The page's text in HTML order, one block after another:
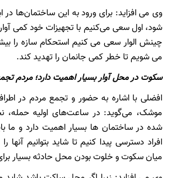
وی می افزاید: برای ورود به این ساختمان‌ها در
شود، اول سعی می‌کنیم با تجهیزات خود کمی
چینش الوار سعی می کنیم استحکام سازه را
می شویم تا خطر کمی جانمان را تهدید کند.
سکوت در محل آوار بسیار اهمیت دارد؛ مردم
افضلی با اشاره به حضور و تجمع مردم در
موشک، می‌گوید: در ساعت‌های اولیه حمله،
شده در ساختمان ها بسیار اهمیت دارد و ما
افراد دسترسی پیدا کنیم تا شاید بتوانیم آنها
میان سکوت و خلوت بودن محل حادثه بسیار